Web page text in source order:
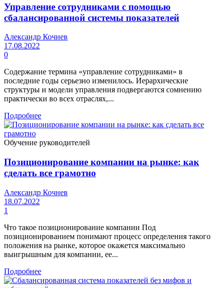
Управление сотрудниками с помощью
сбалансированной системы показателей
Александр Кочнев
17.08.2022
0
Содержание термина «управление сотрудниками» в
последние годы серьезно изменилось. Иерархические
структуры и модели управления подвергаются сомнению
практически во всех отраслях,...
Подробнее
Обучение руководителей
Позиционирование компании на рынке: как
сделать все грамотно
Александр Кочнев
18.07.2022
1
Что такое позиционирование компании Под
позиционированием понимают процесс определения такого
положения на рынке, которое окажется максимально
выигрышным для компании, ее...
Подробнее